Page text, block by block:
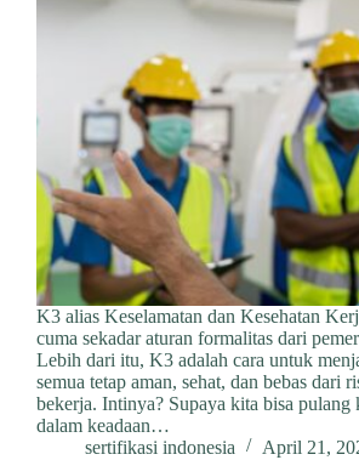
K3 alias Keselamatan dan Kesehatan
cuma sekadar aturan formalitas dari
Lebih dari itu, K3 adalah cara untuk
semua tetap aman, sehat, dan bebas dari
bekerja. Intinya? Supaya kita bisa pulang
dalam keadaan…
sertifikasi indonesia
April 21,